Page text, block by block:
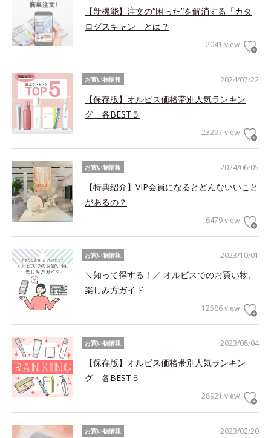
【新機能】注文の“困った”を解消する「カタ
ログスキャン」とは？
2041 view
2024/07/22
お買い物情報
【保存版】オルビス価格帯別人気ランキン
グ 各BEST５
23297 view
2024/06/05
お買い物情報
【特典紹介】VIP会員になるとどんないいこと
があるの？
6479 view
2023/10/01
お買い物情報
＼知って得する！／ オルビスでのお買い物、
楽しみ方ガイド
12586 view
2023/08/04
お買い物情報
【保存版】オルビス価格帯別人気ランキン
グ 各BEST５
28921 view
2023/02/20
お買い物情報